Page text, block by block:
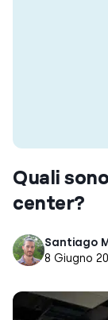
Quali
center?
Santiago
8 Giugno